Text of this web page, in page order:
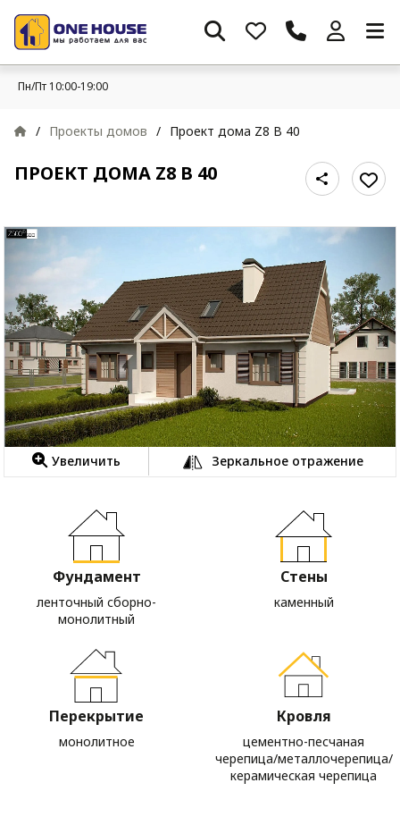
Пн/Пт 10:00-19:00
/ Проекты домов / Проект дома Z8 B 40
ПРОЕКТ ДОМА Z8 B 40
Увеличить Зеркальное отражение
Фундамент
ленточный сборно-
монолитный
Стены
каменный
Перекрытие
монолитное
Кровля
цементно-песчаная
черепица/металлочерепица/
керамическая черепица